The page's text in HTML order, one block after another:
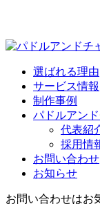
選ばれる理由
サービス情報
制作事例
パドルアン
代表紹
採用情
お問い合わせ
お知らせ
お問い合わせはお